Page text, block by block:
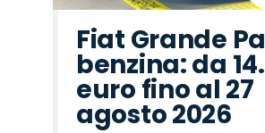
Fiat Grande
benzina: da
euro fino al 27
agosto 2026